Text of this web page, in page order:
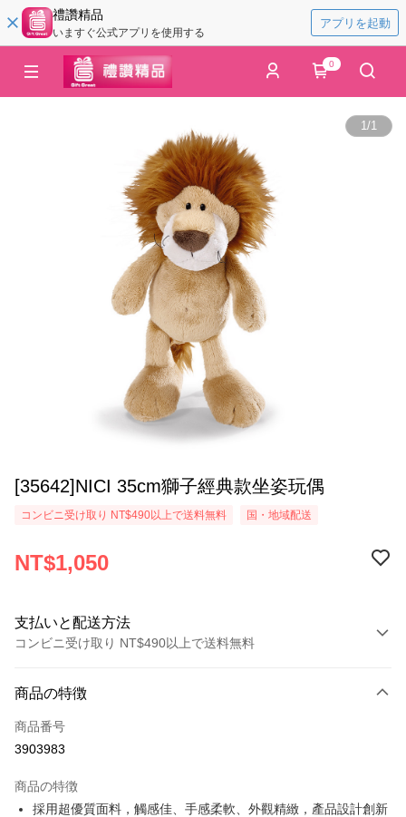
禮讚精品
いますぐ公式アプリを使用する
アプリを起動
0
1/1
[35642]NICI 35cm獅子經典款坐姿玩偶
コンビニ受け取り NT$490以上で送料無料 国・地域配送
NT$1,050
支払いと配送方法
コンビニ受け取り NT$490以上で送料無料
クレジットカード1回払い
コンビニ店頭代金引換
Apple Pay
商品の特徴
商品番号
3903983
商品の特徴
採用超優質面料，觸感佳、手感柔軟、外觀精緻，產品設計創新